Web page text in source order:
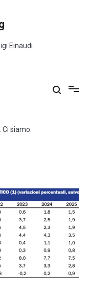
Einaudi
siamo.